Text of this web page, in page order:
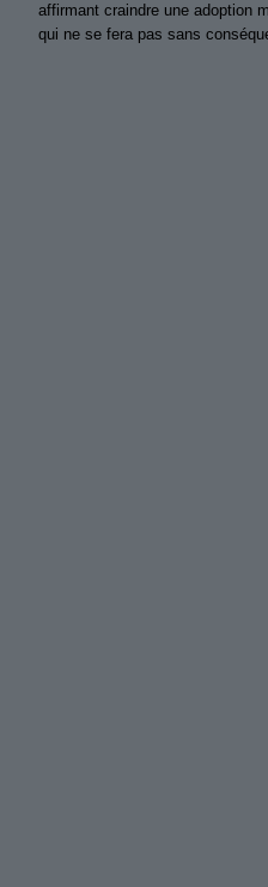
affirmant craindre une adoption
qui ne se fera pas sans